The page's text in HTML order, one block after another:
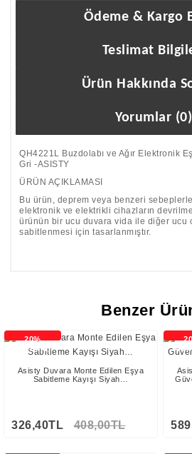
Ödeme & Kargo
Teslimat
Ürün Hakkında
Yorumlar (0)
QH4221L Buzdolabı ve Ağır Elektronik
Gri -ASISTY
ÜRÜN AÇIKLAMASI
Bu ürün, deprem veya benzeri
elektronik ve elektrikli cihazların
ürünün bir ucu duvara vida ile diğer ucu
sabitlenmesi için tasarlanmıştır.
Benzer
20%
İNDİRİMLİ
Asisty Duvara Monte Edilen Eşya
Sabitleme Kayışı Siyah…
326,40TL 408,00TL